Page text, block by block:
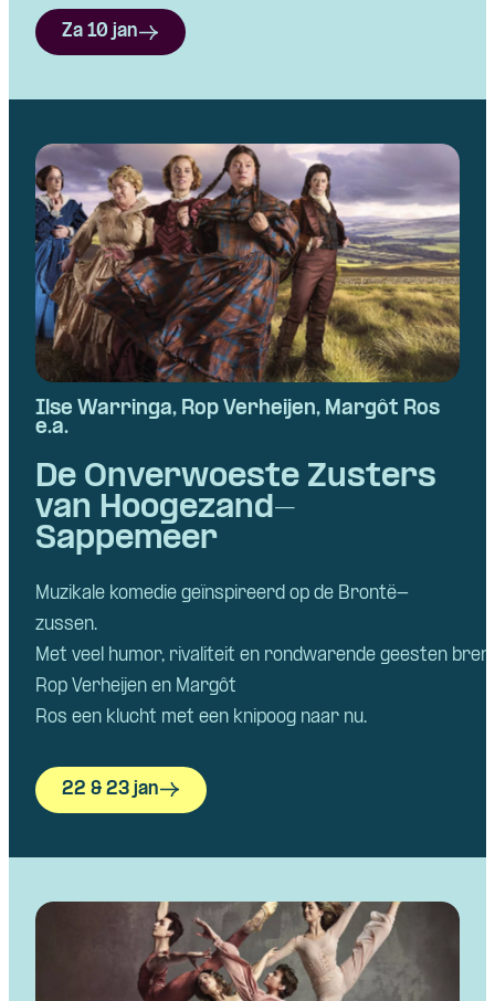
Za 10 jan
Ilse Warringa, Rop Verheijen, Margôt Ros
e.a.
De Onverwoeste Zusters
van Hoogezand-
Sappemeer
Muzikale komedie geïnspireerd op de Brontë-
zussen.
Met veel humor, rivaliteit en rondwarende geesten
Rop Verheijen en Margôt
Ros een klucht met een knipoog naar nu.
22 & 23 jan